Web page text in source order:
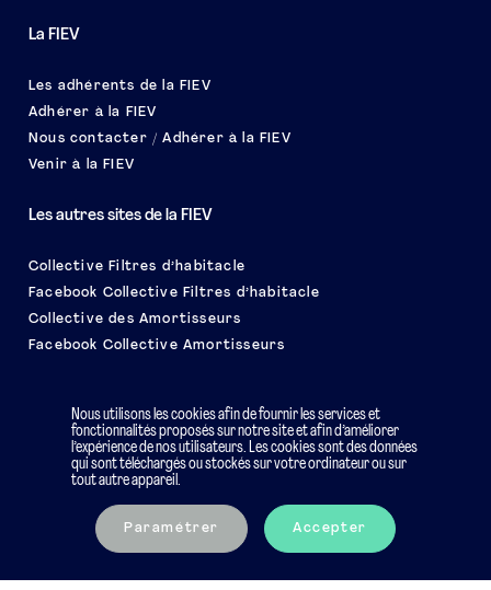
La FIEV
Les adhérents de la FIEV
Adhérer à la FIEV
Nous contacter / Adhérer à la FIEV
Venir à la FIEV
Les autres sites de la FIEV
Collective Filtres d’habitacle
Facebook Collective Filtres d’habitacle
Collective des Amortisseurs
Facebook Collective Amortisseurs
Mentions légales Charte éthique
Nous utilisons les cookies afin de fournir les services et
fonctionnalités proposés sur notre site et afin d’améliorer
l’expérience de nos utilisateurs. Les cookies sont des données
qui sont téléchargés ou stockés sur votre ordinateur ou sur
tout autre appareil.
Paramétrer Accepter